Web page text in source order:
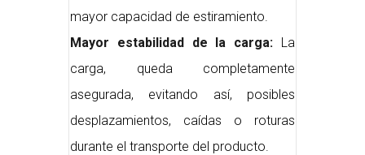
mayor capacidad de estiramiento.
Mayor estabilidad de la carga: La
carga, queda completamente
asegurada, evitando así, posibles
desplazamientos, caídas o roturas
durante el transporte del producto.